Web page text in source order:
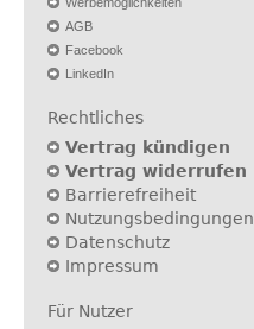
AGB
Facebook
LinkedIn
Rechtliches
Vertrag kündigen
Vertrag widerrufen
Barrierefreiheit
Nutzungsbedingungen
Datenschutz
Impressum
Für Nutzer